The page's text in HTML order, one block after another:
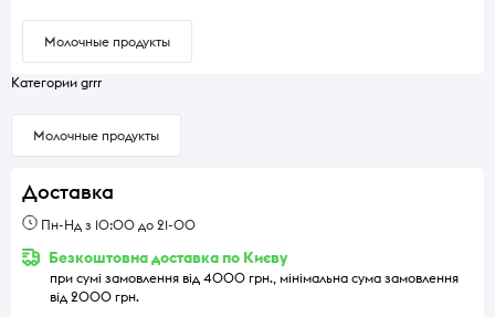
Молочные продукты
Категории grrr
Молочные продукты
Доставка
Пн-Нд з 10:00 до 21-00
Безкоштовна доставка по Києву
при сумі замовлення від 4000 грн., мінімальна сума замовлення
від 2000 грн.